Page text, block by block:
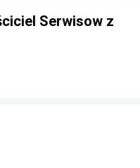
Serwisow z